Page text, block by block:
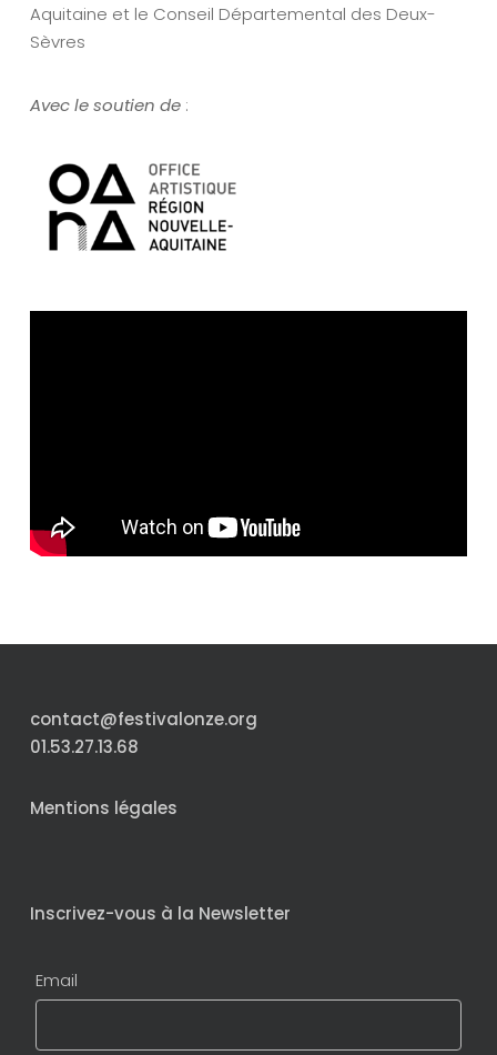
Aquitaine et le Conseil Départemental des Deux-
Sèvres
Avec le soutien de:
contact@festivalonze.org
01.53.27.13.68
Mentions légales
Inscrivez-vous à la Newsletter
Email